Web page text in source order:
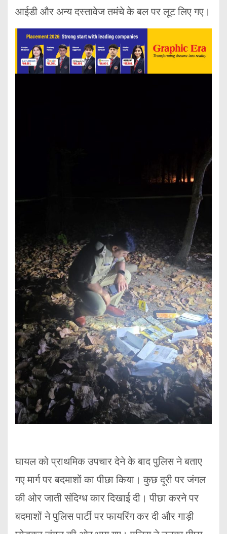
आईडी और अन्य दस्तावेज तमंचे के बल पर लूट लिए गए।
घायल को प्राथमिक उपचार देने के बाद पुलिस ने बताए
गए मार्ग पर बदमाशों का पीछा किया। कुछ दूरी पर जंगल
की ओर जाती संदिग्ध कार दिखाई दी। पीछा करने पर
बदमाशों ने पुलिस पार्टी पर फायरिंग कर दी और गाड़ी